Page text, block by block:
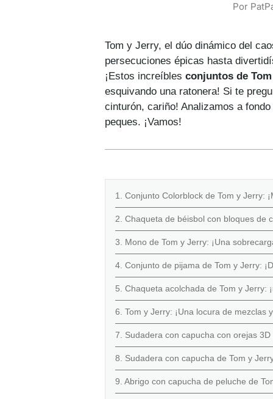
Por
Tom y Jerry, el dúo dinámico del
persecuciones épicas hasta
¡Estos increíbles conjuntos de
esquivando una ratonera! Si te
cinturón, cariño! Analizamos a
peques. ¡Vamos!
1. Conjunto Colorblock de Tom y Jerry:
2. Chaqueta de béisbol con bloques de
3. Mono de Tom y Jerry: ¡Una
4. Conjunto de pijama de Tom y Jerry:
5. Chaqueta acolchada de Tom y Jerry:
6. Tom y Jerry: ¡Una locura de mezclas
7. Sudadera con capucha con orejas
8. Sudadera con capucha de Tom y
9. Abrigo con capucha de peluche de